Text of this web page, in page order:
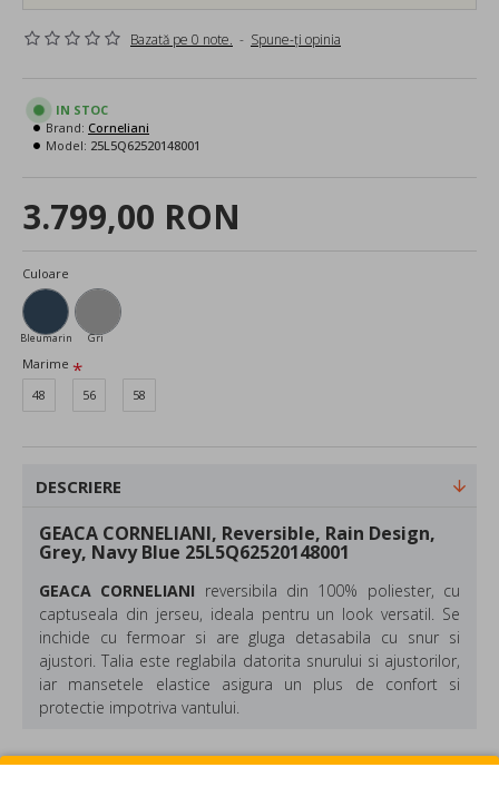
Bazată pe 0 note. - Spune-ţi opinia
3.799,00 RON
IN STOC
Brand: Corneliani
Model: 25L5Q62520148001
Culoare
Bleumarin Gri
Marime
48
56 58
DESCRIERE
GEACA CORNELIANI, Reversible, Rain Design,
Grey, Navy Blue 25L5Q62520148001
GEACA CORNELIANI reversibila din 100% poliester, cu
captuseala din jerseu, ideala pentru un look versatil. Se
inchide cu fermoar si are gluga detasabila cu snur si
ajustori. Talia este reglabila datorita snurului si ajustorilor,
iar mansetele elastice asigura un plus de confort si
protectie impotriva vantului.
Culoare: Albastru, Gri